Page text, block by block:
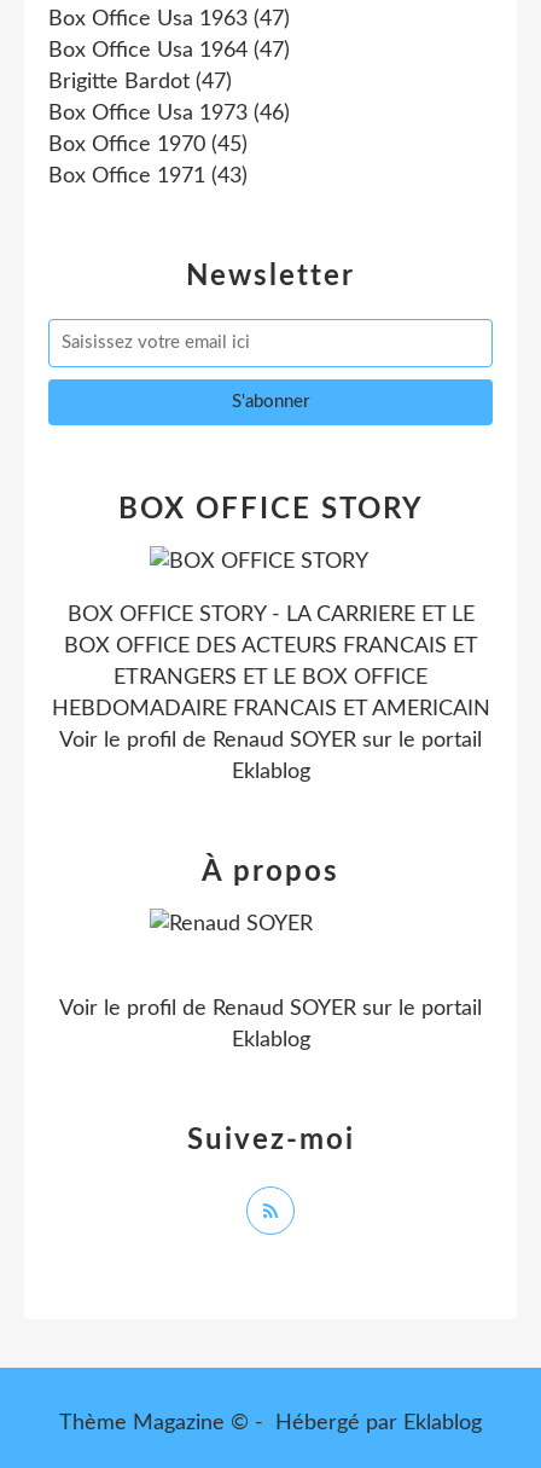
Newsletter
Box Office Usa 1963 (47)
Box Office Usa 1964 (47)
Brigitte Bardot (47)
Box Office Usa 1973 (46)
Box Office 1970 (45)
Box Office 1971 (43)
BOX OFFICE STORY
BOX OFFICE STORY - LA CARRIERE ET LE
BOX OFFICE DES ACTEURS FRANCAIS ET
ETRANGERS ET LE BOX OFFICE
HEBDOMADAIRE FRANCAIS ET AMERICAIN
Voir le profil de Renaud SOYER sur le portail
Eklablog
Suivez-moi
À propos
Voir le profil de Renaud SOYER sur le portail
Eklablog
Thème Magazine © - Hébergé par Eklablog